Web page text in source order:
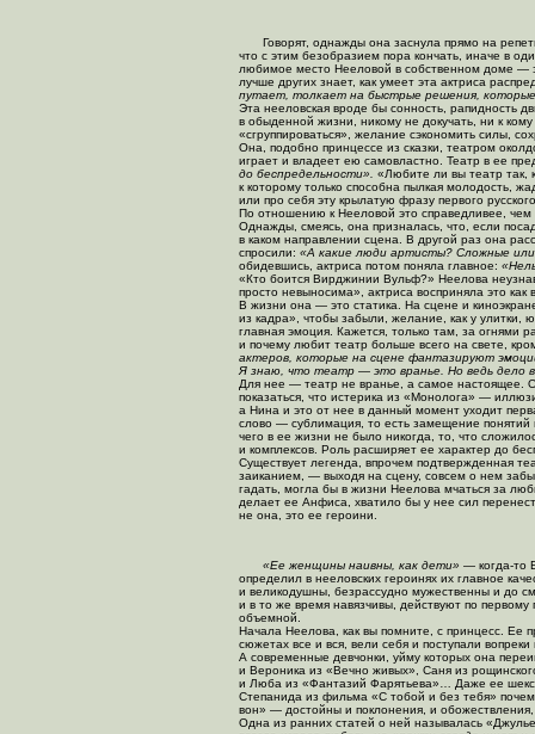
Говорят, однажды она заснула прямо на
что с этим безобразием пора кончать, иначе в
любимое место Нееловой в собственном доме —
лучше других знает, как умеет эта актриса
путает, толкает на быстрые решения, которые
Эта нееловская вроде бы сонность, рапидность
в обыденной жизни, никому не докучать, ни к
«сгруппироваться», желание сэкономить силы,
Она, подобно принцессе из сказки, театром
играет и владеет ею самовластно. Театр в ее
до беспредельности».
«Любите ли вы театр так,
к которому только способна пылкая молодость,
или про себя эту крылатую фразу первого
По отношению к Нееловой это справедливее,
Однажды, смеясь, она призналась, что, если
в каком направлении сцена. В другой раз она
спросили: «А какие люди артисты? Сложные
обидевшись, актриса потом поняла главное:
«Кто боится Вирджинии Вульф?» Неелова
просто невыносима», актриса восприняла это как
В жизни она — это статика. На сцене и
из кадра», чтобы забыли, желание, как у улитки,
главная эмоция. Кажется, только там, за огнями
и почему любит театр больше всего на свете,
актеров, которые на сцене фантазируют
Я знаю, что театр — это вранье. Но ведь дело
Для нее — театр не вранье, а самое настоящее.
показаться, что истерика из «Монолога» —
а Нина и это от нее в данный момент уходит
слово — сублимация, то есть замещение
чего в ее жизни не было никогда, то, что
и комплексов. Роль расширяет ее характер до
Существует легенда, впрочем подтвержденная
заиканием, — выходя на сцену, совсем о нем
гадать, могла бы в жизни Неелова мчаться за
делает ее Анфиса, хватило бы у нее сил
не она, это ее героини.
«Ее женщины наивны, как дети» — когда-то
определил в нееловских героинях их главное
и великодушны, безрассудно мужественны и до
и в то же время навязчивы, действуют по
объемной.
Начала Неелова, как вы помните, с принцесс. Ее
сюжетах все и вся, вели себя и поступали
А современные девчонки, уйму которых она
и Вероника из «Вечно живых», Саня из
и Люба из «Фантазий Фарятьева»… Даже ее
Степанида из фильма «С тобой и без тебя»
вон» — достойны и поклонения, и
Одна из ранних статей о ней называлась